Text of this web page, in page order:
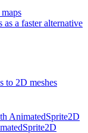
a faster alternative
to 2D meshes
AnimatedSprite2D